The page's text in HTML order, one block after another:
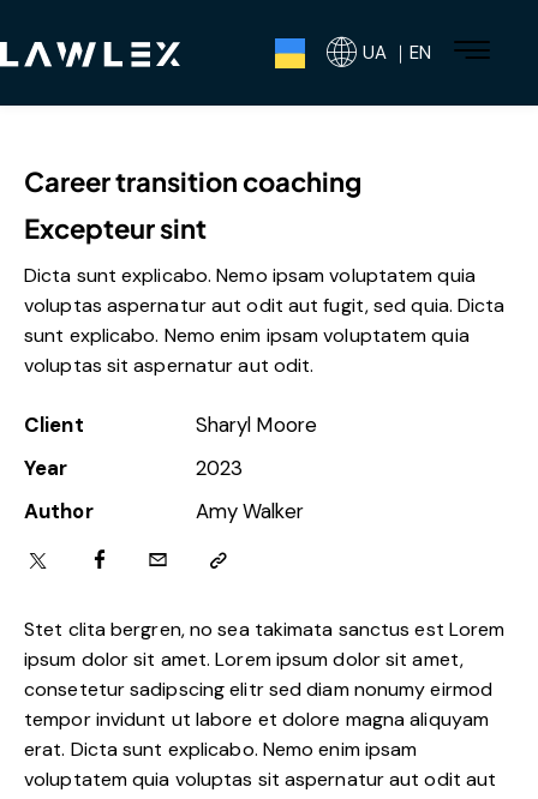
UA ｜EN
Career transition coaching
Excepteur sint
Dicta sunt explicabo. Nemo ipsam voluptatem quia
voluptas aspernatur aut odit aut fugit, sed quia. Dicta
sunt explicabo. Nemo enim ipsam voluptatem quia
voluptas sit aspernatur aut odit.
Client
Sharyl Moore
Year
2023
Author
Amy Walker
Stet clita bergren, no sea takimata sanctus est Lorem
ipsum dolor sit amet. Lorem ipsum dolor sit amet,
consetetur sadipscing elitr sed diam nonumy eirmod
tempor invidunt ut labore et dolore magna aliquyam
erat. Dicta sunt explicabo. Nemo enim ipsam
voluptatem quia voluptas sit aspernatur aut odit aut